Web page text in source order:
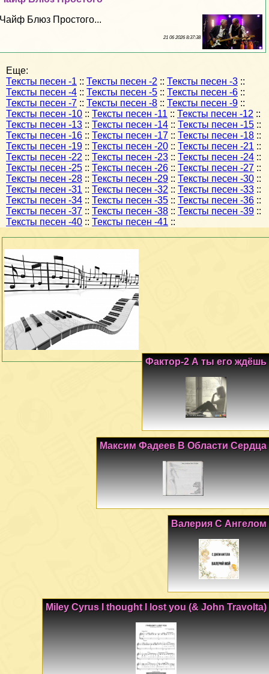
Чайф Блюз Простого...
21 06 2026 8:37:38
Еще:
Тексты песен -1 :: Тексты песен -2 :: Тексты песен -3 ::
Тексты песен -4 :: Тексты песен -5 :: Тексты песен -6 ::
Тексты песен -7 :: Тексты песен -8 :: Тексты песен -9 ::
Тексты песен -10 :: Тексты песен -11 :: Тексты песен -12 ::
Тексты песен -13 :: Тексты песен -14 :: Тексты песен -15 ::
Тексты песен -16 :: Тексты песен -17 :: Тексты песен -18 ::
Тексты песен -19 :: Тексты песен -20 :: Тексты песен -21 ::
Тексты песен -22 :: Тексты песен -23 :: Тексты песен -24 ::
Тексты песен -25 :: Тексты песен -26 :: Тексты песен -27 ::
Тексты песен -28 :: Тексты песен -29 :: Тексты песен -30 ::
Тексты песен -31 :: Тексты песен -32 :: Тексты песен -33 ::
Тексты песен -34 :: Тексты песен -35 :: Тексты песен -36 ::
Тексты песен -37 :: Тексты песен -38 :: Тексты песен -39 ::
Тексты песен -40 :: Тексты песен -41 ::
Фактор-2 А ты его ждёшь
Максим Фадеев В Области Сердца
Валерия С Ангелом
Miley Cyrus I thought I lost you (& John Travolta)